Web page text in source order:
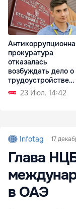
прокуратура
отказалась
возбуждать дело о
трудоустройстве
Згери23 Июл. 14:42
Infotag 17
Глава
в ОАЭ